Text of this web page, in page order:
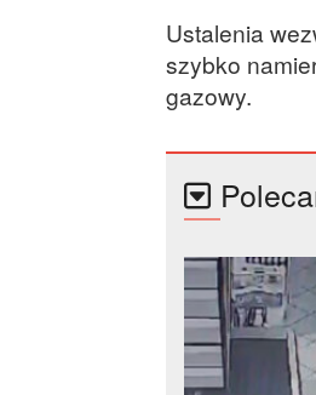
Ustalenia
szybko
gazowy.